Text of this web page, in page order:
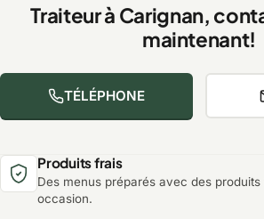
Traiteur à Carignan,
maintenant!
TÉLÉPHONE
Produits frais
Des menus préparés avec des
occasion.